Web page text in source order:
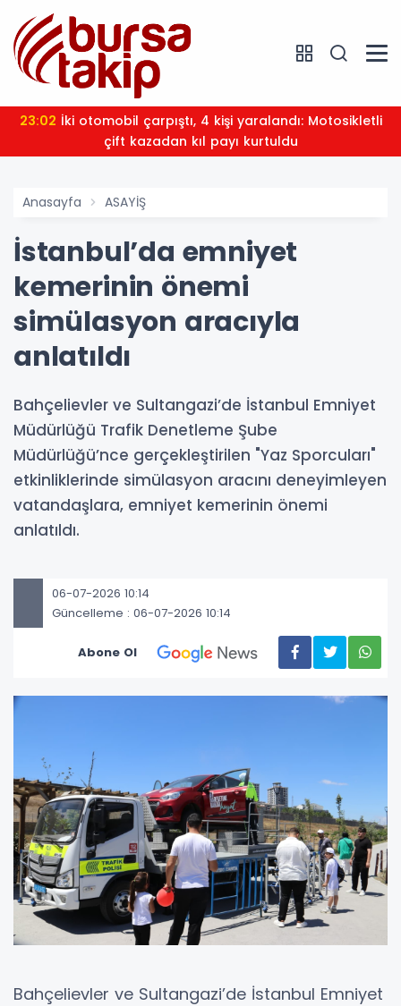
23:02
çift kazadan kıl payı kurtuldu
Anasayfa ASAYİŞ
İstanbul’da emniyet
kemerinin önemi
simülasyon aracıyla
anlatıldı
Bahçelievler ve Sultangazi’de İstanbul Emniyet
Müdürlüğü Trafik Denetleme Şube
Müdürlüğü’nce gerçekleştirilen "Yaz Sporcuları"
etkinliklerinde simülasyon aracını deneyimleyen
vatandaşlara, emniyet kemerinin önemi
anlatıldı.
06-07-2026 10:14
Güncelleme : 06-07-2026 10:14
Abone Ol
Bahçelievler ve Sultangazi’de İstanbul Emniyet